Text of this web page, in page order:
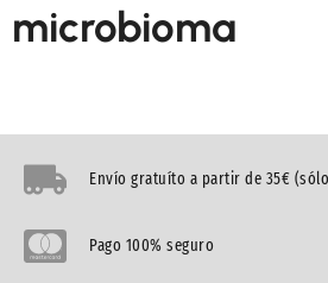
microbioma
Envío gratuíto a partir de 35€
Pago 100% seguro